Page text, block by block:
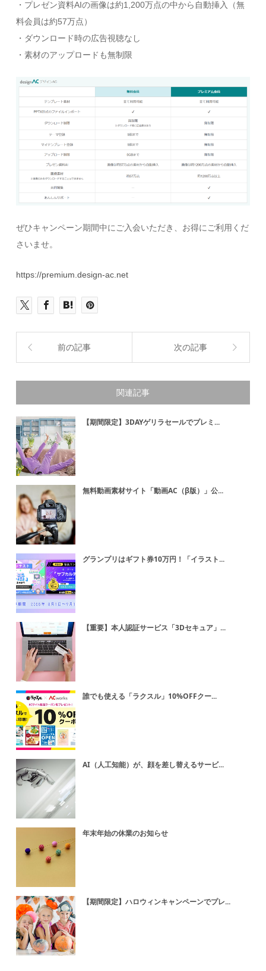
・プレゼン資料AIの画像は約1,200万点の中から自動挿入（無
料会員は約57万点）
・ダウンロード時の広告視聴なし
・素材のアップロードも無制限
ぜひキャンペーン期間中にご入会いただき、お得にご利用くだ
さいませ。
https://premium.design-ac.net
前の記事 次の記事
関連記事
【期間限定】3DAYゲリラセールでプレミ...
無料動画素材サイト「動画AC（β版）」公...
グランプリはギフト券10万円！「イラスト...
【重要】本人認証サービス「3Dセキュア」...
誰でも使える「ラクスル」10%OFFクー...
AI（人工知能）が、顔を差し替えるサービ...
年末年始の休業のお知らせ
【期間限定】ハロウィンキャンペーンでプレ...